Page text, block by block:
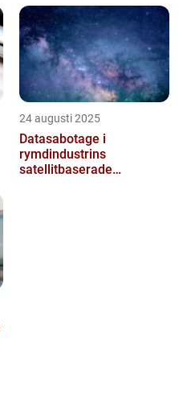
24 augusti 2025
Datasabotage i
rymdindustrins
satellitbaserade